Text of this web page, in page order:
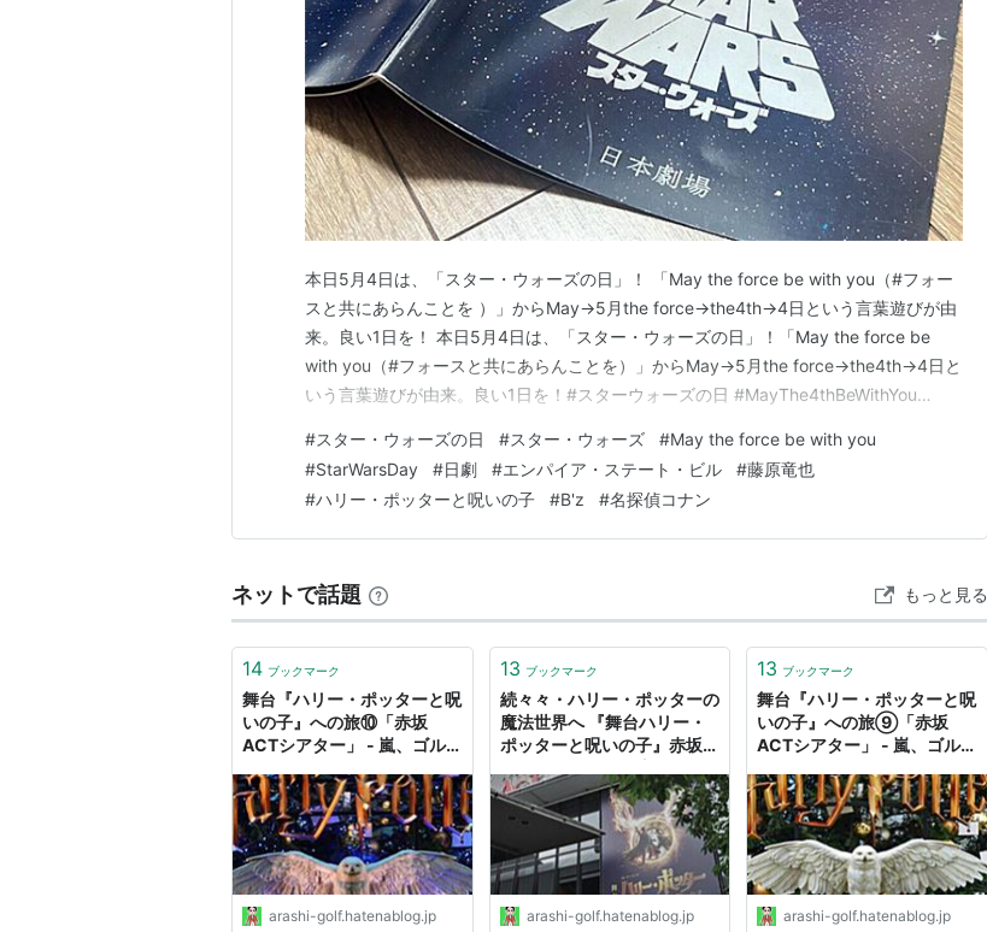
本日5月4日は、「スター・ウォーズの日」！ 「May the force be with you（#フォー
スと共にあらんことを ）」からMay→5月the force→the4th→4日という言葉遊びが由
来。良い1日を！ 本日5月4日は、「スター・ウォーズの日」！「May the force be
with you（#フォースと共にあらんことを）」からMay→5月the force→the4th→4日と
いう言葉遊びが由来。良い1日を！#スターウォーズの日 #MayThe4thBeWithYou
#スター・ウォーズの日 #スター・ウォーズ #May the force be with you
#StarWarsDay #日劇 #エンパイア・ステート・ビル #藤原竜也
#ハリー・ポッターと呪いの子 #B'z #名探偵コナン
ネットで話題 もっと見る
14 ブックマーク
舞台『ハリー・ポッターと呪
いの子』への旅⑩「赤坂
ACTシアター」 - 嵐、ゴル
arashi-golf.hatenablog.jp
13 ブックマーク
続々々・ハリー・ポッターの
魔法世界へ 『舞台ハリー・
ポッターと呪いの子』赤坂
フ、ミステリーの日々２
arashi-golf.hatenablog.jp
13 ブックマーク
舞台『ハリー・ポッターと呪
いの子』への旅⑨「赤坂
ACTシアター」 - 嵐、ゴル
arashi-golf.hatenablog.jp